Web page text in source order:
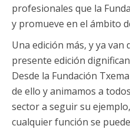
profesionales que la
y promueve en el ámbito
Una edición más, y ya
presente edición
Desde la Fundación
de ello y animamos a
sector a seguir su
cualquier función se